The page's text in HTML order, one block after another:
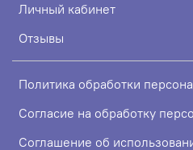
Личный кабинет
Отзывы
Политика обработки
Согласие на обработку
Соглашение об